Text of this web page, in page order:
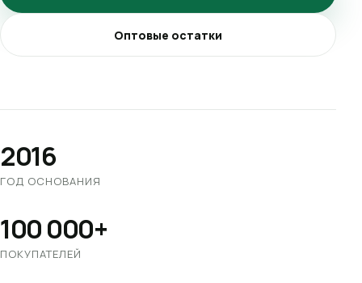
Оптовые остатки
2016
ГОД ОСНОВАНИЯ
100 000+
ПОКУПАТЕЛЕЙ